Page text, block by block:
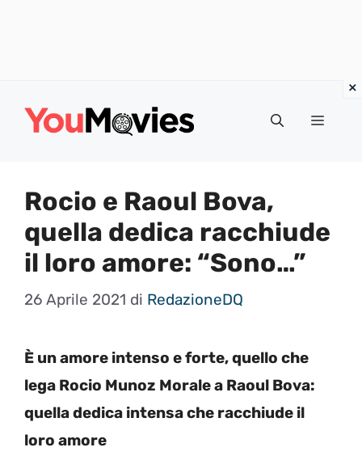
Menu
Rocio e Raoul Bova,
quella dedica racchiude
il loro amore: “Sono…”
26 Aprile 2021 di RedazioneDQ
È un amore intenso e forte, quello che
lega Rocio Munoz Morale a Raoul Bova:
quella dedica intensa che racchiude il
loro amore